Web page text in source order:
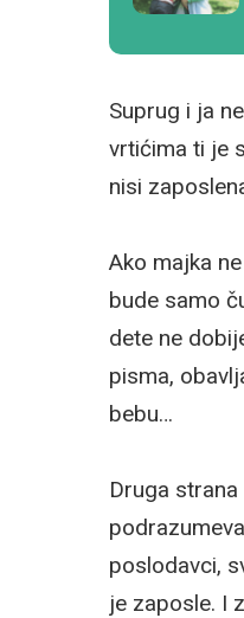
Suprug i ja
vrtićima ti je
nisi
Ako majka
bude samo
dete ne
pisma,
bebu…
Druga
poslodavci,
je zaposle. I